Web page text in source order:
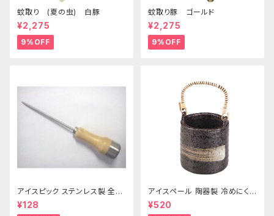
蚊取り (夏の虫) 白豚
¥2,275
9%OFF
蚊取り豚 ゴールド
¥2,275
9%OFF
アイスピック ステンレス製 全長
215ｍｍ
¥128
アイスペール 陶器製 冷めにくい
二重構造 860ml
¥520